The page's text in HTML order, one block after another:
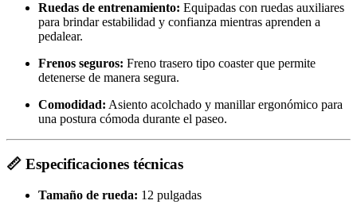
Ruedas de entrenamiento: Equipadas con ruedas auxiliares
para brindar estabilidad y confianza mientras aprenden a
pedalear.
Frenos seguros: Freno trasero tipo coaster que permite
detenerse de manera segura.
Comodidad: Asiento acolchado y manillar ergonómico para
una postura cómoda durante el paseo.
📏 Especificaciones técnicas
Tamaño de rueda: 12 pulgadas